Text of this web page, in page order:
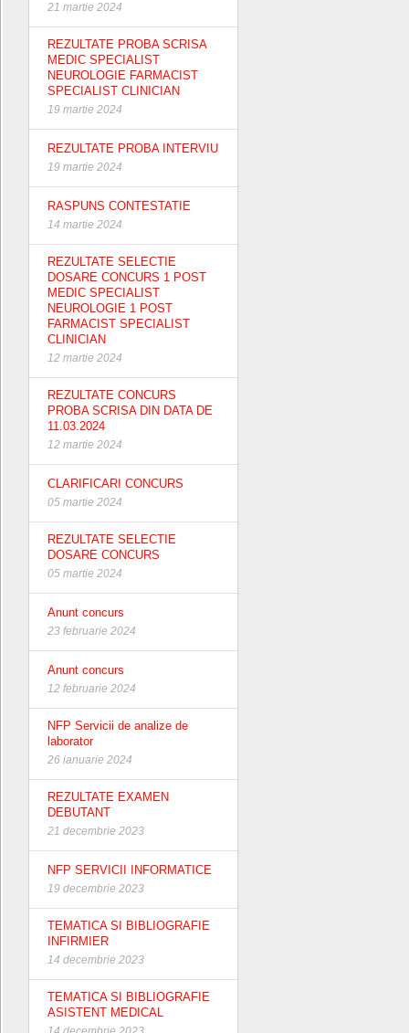
21 martie 2024
REZULTATE PROBA SCRISA
MEDIC SPECIALIST
NEUROLOGIE FARMACIST
SPECIALIST CLINICIAN
19 martie 2024
REZULTATE PROBA INTERVIU
19 martie 2024
RASPUNS CONTESTATIE
14 martie 2024
REZULTATE SELECTIE
DOSARE CONCURS 1 POST
MEDIC SPECIALIST
NEUROLOGIE 1 POST
FARMACIST SPECIALIST
CLINICIAN
12 martie 2024
REZULTATE CONCURS
PROBA SCRISA DIN DATA DE
11.03.2024
12 martie 2024
CLARIFICARI CONCURS
05 martie 2024
REZULTATE SELECTIE
DOSARE CONCURS
05 martie 2024
Anunt concurs
23 februarie 2024
Anunt concurs
12 februarie 2024
NFP Servicii de analize de
laborator
26 ianuarie 2024
REZULTATE EXAMEN
DEBUTANT
21 decembrie 2023
NFP SERVICII INFORMATICE
19 decembrie 2023
TEMATICA SI BIBLIOGRAFIE
INFIRMIER
14 decembrie 2023
TEMATICA SI BIBLIOGRAFIE
ASISTENT MEDICAL